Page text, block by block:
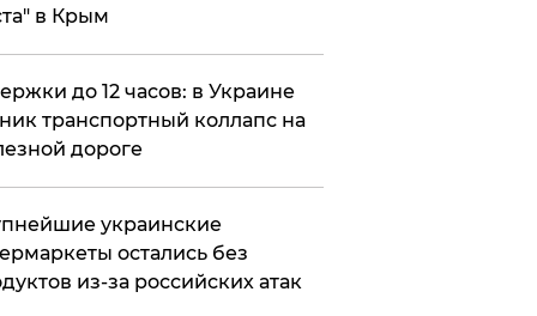
в Крым
до 12 часов: в Украине
транспортный коллапс на
дороге
украинские
остались без
из-за российских атак